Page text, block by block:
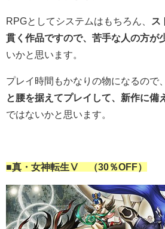
RPGとしてシステムはもちろん、
ス
貫く作品ですので、苦手な人の方が
いかと思います。
プレイ時間もかなりの物になるので、
と腰を据えてプレイして、新作に備
ではないかと思います。
■真・女神転生Ⅴ （30％OFF）